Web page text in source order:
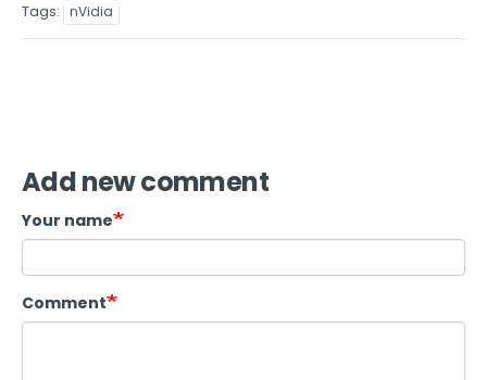
Tags nVidia
Add new comment
Your name
Comment